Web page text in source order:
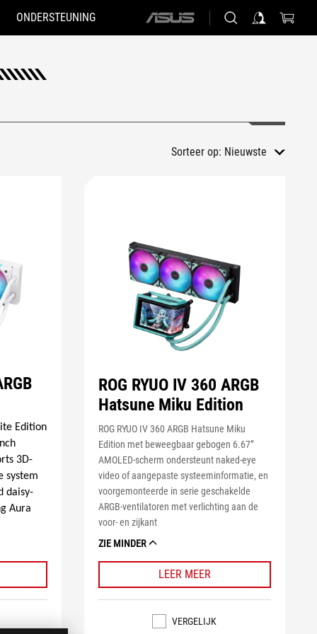
ONDERSTEUNING
ASUS
Sorteer op: Nieuwste
Edition
3D-
system
daisy-
Aura
ROG RYUO IV 360 ARGB
Hatsune Miku Edition
ROG RYUO IV 360 ARGB Hatsune Miku
Edition met beweegbaar gebogen 6.67”
AMOLED-scherm ondersteunt naked-eye
video of aangepaste systeeminformatie, en
voorgemonteerde in serie geschakelde
ARGB-ventilatoren met verlichting aan de
voor- en zijkant
ZIE MINDER
LEER MEER
VERGELIJK